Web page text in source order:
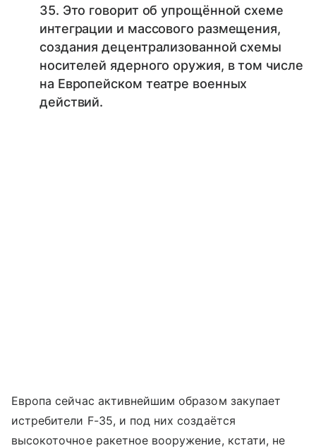
35. Это говорит об упрощённой схеме
интеграции и массового размещения,
создания децентрализованной схемы
носителей ядерного оружия, в том числе
на Европейском театре военных
действий.
Европа сейчас активнейшим образом закупает
истребители F-35, и под них создаётся
высокоточное ракетное вооружение, кстати, не